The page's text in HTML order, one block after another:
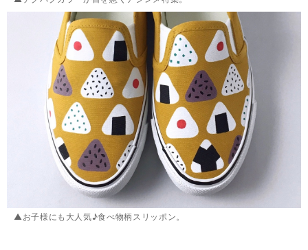
▲お子様にも大人気♪食べ物柄スリッポン。